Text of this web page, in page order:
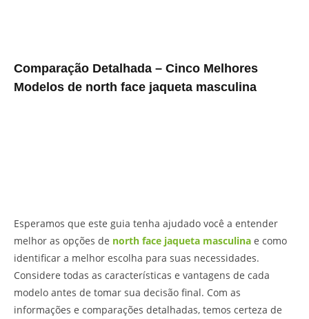
Comparação Detalhada – Cinco Melhores
Modelos de north face jaqueta masculina
Esperamos que este guia tenha ajudado você a entender
melhor as opções de north face jaqueta masculina e como
identificar a melhor escolha para suas necessidades.
Considere todas as características e vantagens de cada
modelo antes de tomar sua decisão final. Com as
informações e comparações detalhadas, temos certeza de